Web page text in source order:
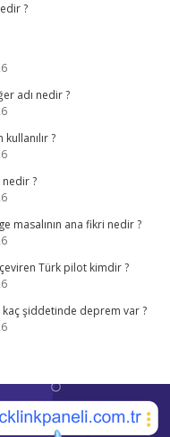
?
adı nedir ?
?
nedir ?
masalının ana fikri nedir ?
Türk pilot kimdir ?
kaç şiddetinde deprem var ?